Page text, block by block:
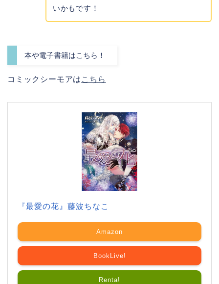
いかもです！
本や電子書籍はこちら！
コミックシーモアは こちら
『最愛の花』藤波ちなこ
Amazon
BookLive!
Renta!